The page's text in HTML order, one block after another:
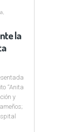
,
la
“Anita
y